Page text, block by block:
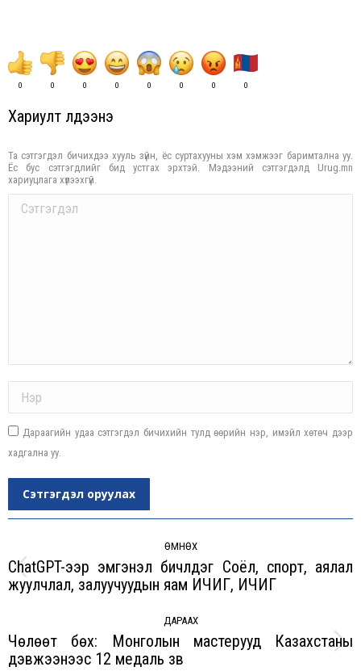
0 0 0 0 0 0 0 0
Хариулт үлдээнэ үү
Та сэтгэгдэл бичихдээ хууль зүйн, ёс суртахууны хэм хэмжээг баримтална уу.
Ёс бус сэтгэгдлийг бид устгах эрхтэй. Мэдээний сэтгэгдэлд Urug.mn
хариуцлага хүлээхгүй.
Comment
Дараагийн удаа сэтгэгдэл бичихийн тулд өөрийн нэр, имэйл хөтөч дээр
хадгална уу.
Сэтгэгдэл оруулах
ӨМНӨХ
Previous
ChatGPT-ээр эмгэнэл бичүүлдэг Соёл, спорт, аялал
жуулчлал, залуучуудын яам ИЧИГ, ИЧИГ
ДАРААХ
Next
Чөлөөт бөх: Монголын мастерууд Казахстаны
дэвжээнээс 12 медаль зүүв